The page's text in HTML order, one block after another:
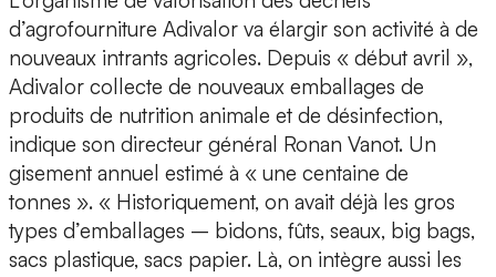
d’agrofourniture Adivalor va élargir son activité à de
nouveaux intrants agricoles. Depuis « début avril »,
Adivalor collecte de nouveaux emballages de
produits de nutrition animale et de désinfection,
indique son directeur général Ronan Vanot. Un
gisement annuel estimé à « une centaine de
tonnes ». « Historiquement, on avait déjà les gros
types d’emballages – bidons, fûts, seaux, big bags,
sacs plastique, sacs papier. Là, on intègre aussi les